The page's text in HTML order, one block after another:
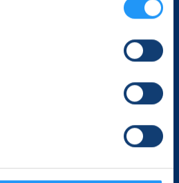
meningsfulde møder mellem